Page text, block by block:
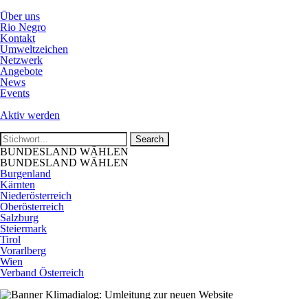
Über uns
Rio Negro
Kontakt
Umweltzeichen
Netzwerk
Angebote
News
Events
Aktiv werden
BUNDESLAND WÄHLEN
BUNDESLAND WÄHLEN
Burgenland
Kärnten
Niederösterreich
Oberösterreich
Salzburg
Steiermark
Tirol
Vorarlberg
Wien
Verband Österreich